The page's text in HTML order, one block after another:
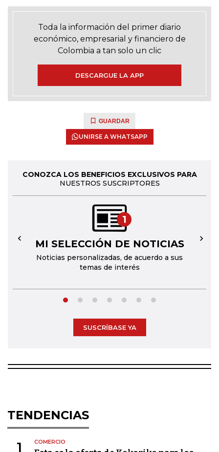
Toda la información del primer diario
económico, empresarial y financiero de
Colombia a tan solo un clic
DESCARGUE LA APP
GUARDAR
UNIRSE A WHATSAPP
CONOZCA LOS BENEFICIOS EXCLUSIVOS PARA
NUESTROS SUSCRIPTORES
1
MI SELECCIÓN DE NOTICIAS
Noticias personalizadas, de acuerdo a sus
temas de interés
← →
SUSCRÍBASE YA
TENDENCIAS
1 COMERCIO